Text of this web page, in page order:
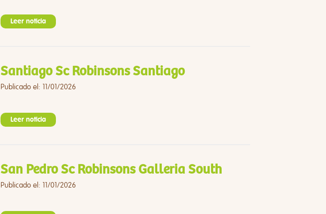
Leer noticia
Santiago Sc Robinsons Santiago
Publicado el: 11/01/2026
Leer noticia
San Pedro Sc Robinsons Galleria South
Publicado el: 11/01/2026